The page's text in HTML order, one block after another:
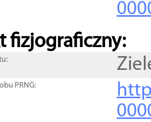
fizjograficzny:
PRNG: